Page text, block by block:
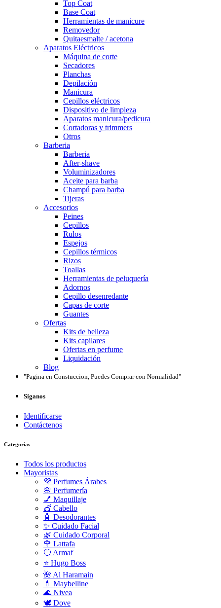
Top Coat
Base Coat
Herramientas de manicure
Removedor
Quitaesmalte / acetona
Aparatos Eléctricos
Máquina de corte
Secadores
Planchas
Depilación
Manicura
Cepillos eléctricos
Dispositivo de limpieza
Aparatos manicura/pedicura
Cortadoras y trimmers
Otros
Barberia
Barberia
After-shave
Voluminizadores
Aceite para barba
Champú para barba
Tijeras
Accesorios
Peines
Cepillos
Rulos
Espejos
Cepillos térmicos
Rizos
Toallas
Herramientas de peluquería
Adornos
Cepillo desenredante
Capas de corte
Guantes
Ofertas
Kits de belleza
Kits capilares
Ofertas en perfume
Liquidación
Blog
"Pagina en Constuccion, Puedes Comprar con Normalidad"
Síganos
Identificarse
Contáctenos
Categorías
Todos los productos
Mayoristas
💜 Perfumes Árabes
🌸 Perfumería
💅 Maquillaje
💇 Cabello
🧴 Desodorantes
✨ Cuidado Facial
🌿 Cuidado Corporal
🌹 Lattafa
🔵 Armaf
⭐ Hugo Boss
🌺 Al Haramain
💄 Maybelline
🌊 Nivea
🕊️ Dove